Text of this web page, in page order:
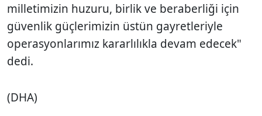
milletimizin huzuru, birlik ve beraberliği için
güvenlik güçlerimizin üstün gayretleriyle
operasyonlarımız kararlılıkla devam edecek"
dedi.
(DHA)